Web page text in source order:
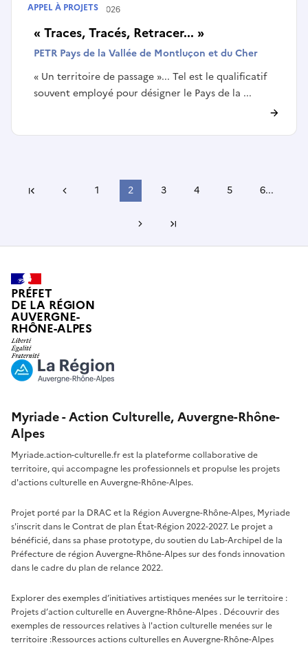
« Traces, Tracés, Retracer... »
PETR Pays de la Vallée de Montluçon et du Cher
« Un territoire de passage »... Tel est le qualificatif
souvent employé pour désigner le Pays de la ...
Terminé le19/04/2026
APPEL À PROJETS
Première pagePage précédente
1 2 3 4 5 6...
Page suivante
Dernière page
PRÉFET
DE LA RÉGION
AUVERGNE-
RHÔNE-ALPES
Myriade - Action Culturelle, Auvergne-Rhône-
Alpes
Myriade.action-culturelle.fr est la plateforme collaborative de
territoire, qui accompagne les professionnels et propulse les projets
d'actions culturelle en Auvergne-Rhône-Alpes.
Projet porté par la DRAC et la Région Auvergne-Rhône-Alpes, Myriade
s'inscrit dans le Contrat de plan État-Région 2022-2027. Le projet a
bénéficié, dans sa phase prototype, du soutien du Lab-Archipel de la
Préfecture de région Auvergne-Rhône-Alpes sur des fonds innovation
dans le cadre du plan de relance 2022.
Explorer des exemples d’initiatives artistiques menées sur le territoire :
Projets d’action culturelle en Auvergne-Rhône-Alpes . Découvrir des
exemples de ressources relatives à l'action culturelle menées sur le
territoire :Ressources actions culturelles en Auvergne-Rhône-Alpes